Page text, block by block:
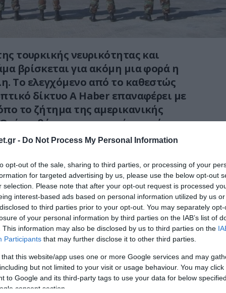
- Do Not Process My Personal Information
opt-out of the sale, sharing to third parties, or processing of your
for targeted advertising by us, please use the below opt-out
selection. Please note that after your opt-out request is processed
interest-based ads based on personal information utilized by us
to third parties prior to your opt-out. You may separately
of your personal information by third parties on the IAB’s list of
This information may also be disclosed by us to third parties on the
Participants that may further disclose it to other third parties.
that this website/app uses one or more Google services and may
but not limited to your visit or usage behaviour. You may
to Google and its third-party tags to use your data for below
consent section.
τουρκικής νευρικότητας και
βρίσκεται για ακόμη μια φορά η
Το ελεγχόμενο από το καθεστώς
δίκτυο A Haber επαναφέρει με
το ζήτημα της αμερικανικής
θέτοντας ανοιχτά το ερώτημα αν
ετοιμάζονται να μετατρέψουν την
δίπλα στα σύνορά τους.
το οποίο φέρει τον χαρακτηριστικό
αμερικανική βάση στην Αλεξανδρούπολη;
από την Ελλάδα», επικαλείται
για να κρούσει τον κώδωνα του
Ως θρυαλλίδα για το νέο αυτό
η πρόσφατη επίσκεψη της πρέσβη
Κίμπερλι Γκίλφοϊλ, στην ακριτική
Έβρου.